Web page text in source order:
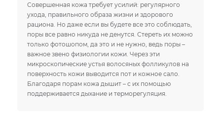
Совершенная кожа требует усилий: регулярного
ухода, правильного образа жизни и здорового
рациона. Но даже если вы будете все это соблюдать,
поры все равно никуда не денутся. Стереть их можно
только фотошопом, да это и не нужно, ведь поры –
важное звено физиологии кожи. Через эти
микроскопические устья волосяных фолликулов на
поверхность кожи выводится пот и кожное сало.
Благодаря порам кожа дышит – с их помощью
поддерживается дыхание и терморегуляция.